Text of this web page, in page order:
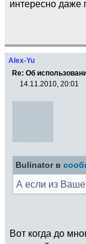
интересно даже
Alex-Yu
Re: Об
14.11.2010, 20:01
Bulinator в
А если из
Вот когда до